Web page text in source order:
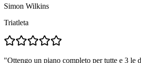
Simon Wilkins
Triatleta
"Ottengo un piano completo per tutte e 3 le